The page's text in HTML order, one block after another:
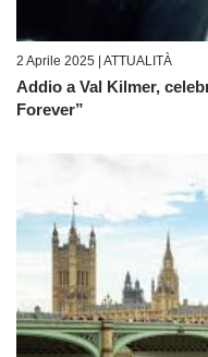
2 Aprile 2025 | ATTUALITÀ
Addio a Val Kilmer,
Forever”